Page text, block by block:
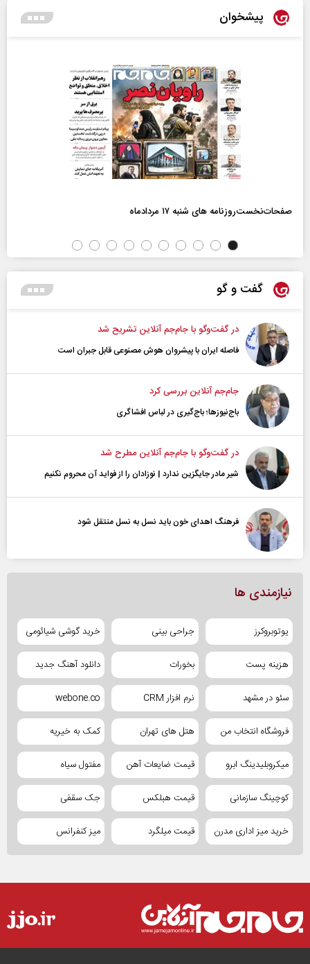
پیشخوان
صفحات‌نخست‌روزنامه ها‌ی شنبه ۱۷ مردادماه
گفت و گو
در گفت‌و‌گو با جام‌جم آنلاین تشریح شد
فاصله ایران با پیشرو‌ان هوش مصنوعی قابل جبران است
جام‌جم آنلاین بررسی کرد
باج‌نیوزها؛ باج‌گیری در لباس افشاگری
در گفت‌و‌گو با جام‌جم آنلاین مطرح شد
شیر مادر جایگزین ندارد | نوزادان را از فواید آن محروم نکنیم
فرهنگ اهدای خون باید نسل به نسل منتقل شود
نیازمندی ها
یوتوبروکرز جراحی بینی خرید گوشی شیائومی
هزینه پست بخورات دانلود آهنگ جدید
سئو در مشهد نرم افزار CRM webone.co
فروشگاه انتخاب من هتل های تهران کمک به خیریه
میکروبلیدینگ ابرو قیمت ضایعات آهن مفتول سیاه
کوچینگ سازمانی قیمت هبلکس جک سقفی
خرید میز اداری مدرن قیمت میلگرد میز کنفرانس